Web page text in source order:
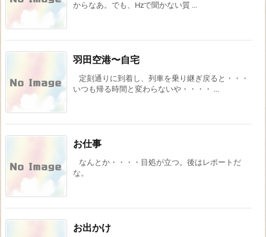
からなあ。でも、Hzで聞かない質 ...
羽田空港〜自宅
定刻通りに到着し、列車を乗り継ぎ戻ると・・・
いつも帰る時間と変わらないや・・・・ ...
お仕事
なんとか・・・・目処が立つ。後はレポートだ
な。
お出かけ